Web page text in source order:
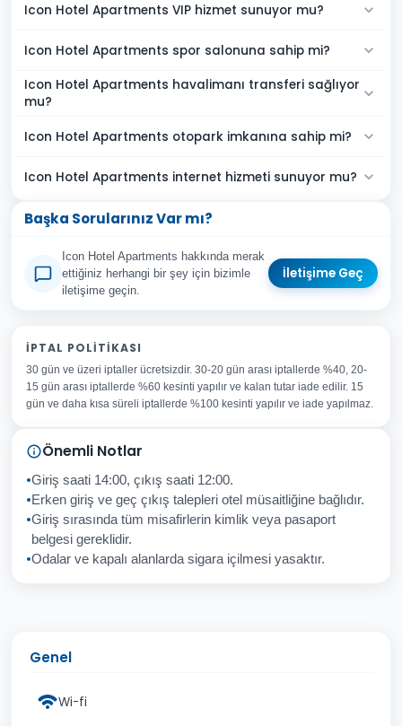
Icon Hotel Apartments VIP hizmet sunuyor mu?
Icon Hotel Apartments spor salonuna sahip mi?
Icon Hotel Apartments havalimanı transferi sağlıyor
mu?
Icon Hotel Apartments otopark imkanına sahip mi?
Icon Hotel Apartments internet hizmeti sunuyor mu?
Başka Sorularınız Var mı?
Icon Hotel Apartments hakkında merak
ettiğiniz herhangi bir şey için bizimle
iletişime geçin.
İletişime Geç
Adınız Soyadınız
E-posta Adresiniz
Konu
Sorunuz
İptal Gönder
İPTAL POLITIKASI
30 gün ve üzeri iptaller ücretsizdir. 30-20 gün arası iptallerde %40, 20-
15 gün arası iptallerde %60 kesinti yapılır ve kalan tutar iade edilir. 15
gün ve daha kısa süreli iptallerde %100 kesinti yapılır ve iade yapılmaz.
Önemli Notlar
Giriş saati 14:00, çıkış saati 12:00.
Erken giriş ve geç çıkış talepleri otel müsaitliğine bağlıdır.
Giriş sırasında tüm misafirlerin kimlik veya pasaport
belgesi gereklidir.
Odalar ve kapalı alanlarda sigara içilmesi yasaktır.
Genel
Wi-fi